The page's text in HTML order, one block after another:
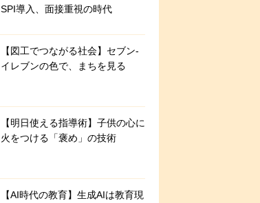
SPI導入、面接重視の時代
【図工でつながる社会】セブン‐
イレブンの色で、まちを見る
【明日使える指導術】子供の心に
火をつける「褒め」の技術
【AI時代の教育】生成AIは教育現